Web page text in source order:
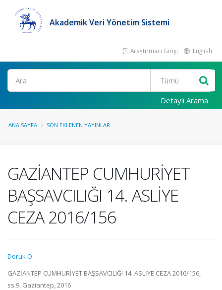
Akademik Veri Yönetim Sistemi
Araştırmacı Girişi English
Ara
Detaylı Arama
ANA SAYFA SON EKLENEN YAYINLAR
GAZİANTEP CUMHURİYET
BAŞSAVCILIĞI 14. ASLİYE
CEZA 2016/156
Doruk O.
GAZİANTEP CUMHURİYET BAŞSAVCILIĞI 14. ASLİYE CEZA 2016/156,
ss.9, Gaziantep, 2016